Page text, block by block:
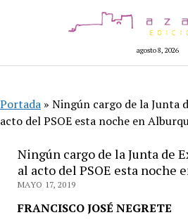
agosto 8, 2026
Portada » Ningún cargo de la Junta
acto del PSOE esta noche en
Ningún cargo de la Junta de
al acto del PSOE esta noche
MAYO 17, 2019
FRANCISCO JOSÉ NEGRETE